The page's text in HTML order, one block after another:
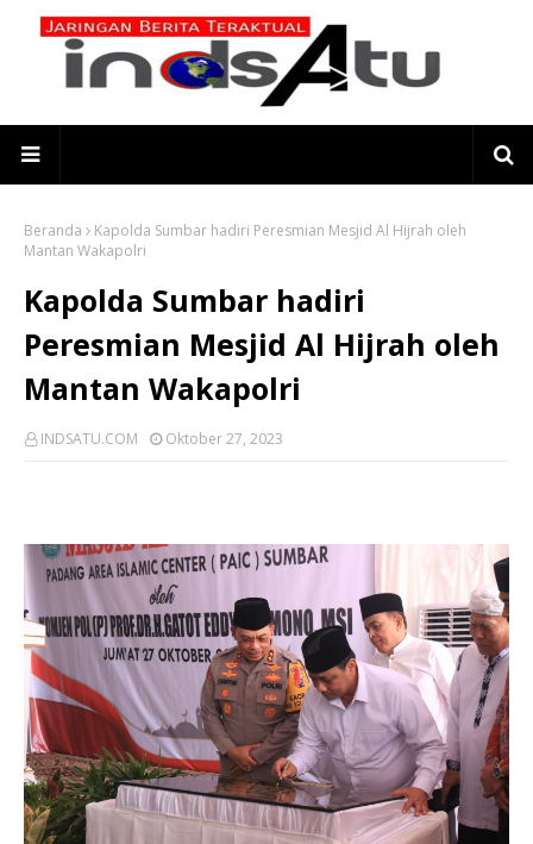
Beranda
Kapolda Sumbar hadiri Peresmian Mesjid Al Hijrah oleh
Mantan Wakapolri
Kapolda Sumbar hadiri
Peresmian Mesjid Al Hijrah oleh
Mantan Wakapolri
INDSATU.COM Oktober 27, 2023